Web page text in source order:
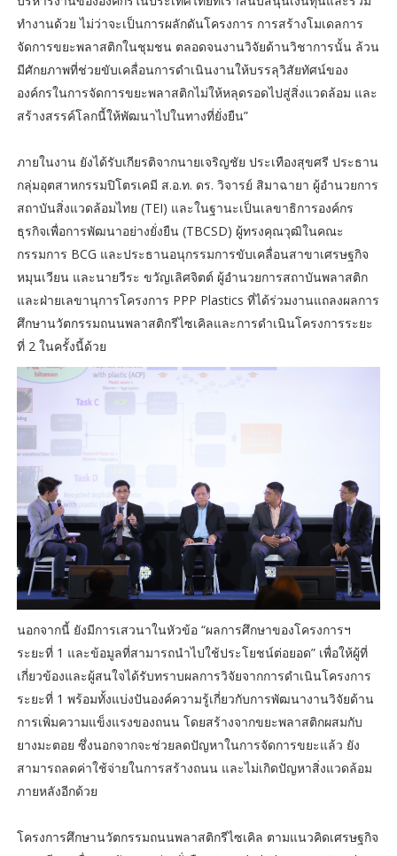
ทำงานด้วย ไม่ว่าจะเป็นการผลักดันโครงการ การสร้างโมเดลการ
จัดการขยะพลาสติกในชุมชน ตลอดจนงานวิจัยด้านวิชาการนั้น ล้วน
มีศักยภาพที่ช่วยขับเคลื่อนการดำเนินงานให้บรรลุวิสัยทัศน์ของ
องค์กรในการจัดการขยะพลาสติกไม่ให้หลุดรอดไปสู่สิ่งแวดล้อม และ
สร้างสรรค์โลกนี้ให้พัฒนาไปในทางที่ยั่งยืน”
ภายในงาน ยังได้รับเกียรติจากนายเจริญชัย ประเทืองสุขศรี ประธาน
กลุ่มอุตสาหกรรมปิโตรเคมี ส.อ.ท. ดร. วิจารย์ สิมาฉายา ผู้อำนวยการ
สถาบันสิ่งแวดล้อมไทย (TEI) และในฐานะเป็นเลขาธิการองค์กร
ธุรกิจเพื่อการพัฒนาอย่างยั่งยืน (TBCSD) ผู้ทรงคุณวุฒิในคณะ
กรรมการ BCG และประธานอนุกรรมการขับเคลื่อนสาขาเศรษฐกิจ
หมุนเวียน และนายวีระ ขวัญเลิศจิตต์ ผู้อำนวยการสถาบันพลาสติก
และฝ่ายเลขานุการโครงการ PPP Plastics ที่ได้ร่วมงานแถลงผลการ
ศึกษานวัตกรรมถนนพลาสติกรีไซเคิลและการดำเนินโครงการระยะ
ที่ 2 ในครั้งนี้ด้วย
นอกจากนี้ ยังมีการเสวนาในหัวข้อ “ผลการศึกษาของโครงการฯ
ระยะที่ 1 และข้อมูลที่สามารถนำไปใช้ประโยชน์ต่อยอด” เพื่อให้ผู้ที่
เกี่ยวข้องและผู้สนใจได้รับทราบผลการวิจัยจากการดำเนินโครงการ
ระยะที่ 1 พร้อมทั้งแบ่งปันองค์ความรู้เกี่ยวกับการพัฒนางานวิจัยด้าน
การเพิ่มความแข็งแรงของถนน โดยสร้างจากขยะพลาสติกผสมกับ
ยางมะตอย ซึ่งนอกจากจะช่วยลดปัญหาในการจัดการขยะแล้ว ยัง
สามารถลดค่าใช้จ่ายในการสร้างถนน และไม่เกิดปัญหาสิ่งแวดล้อม
ภายหลังอีกด้วย
โครงการศึกษานวัตกรรมถนนพลาสติกรีไซเคิล ตามแนวคิดเศรษฐกิจ